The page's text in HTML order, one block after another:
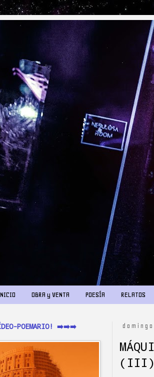
OBRA y VENTA POESÍA RELATOS
(III)
POEMARIO! ➡️➡️➡️